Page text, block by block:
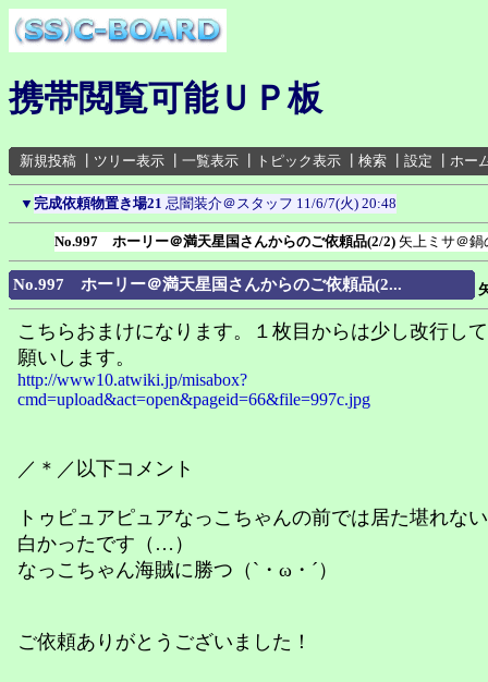
携帯閲覧可能ＵＰ板
新規投稿 ツリー表示 一覧表示 トピック表示 検索 設定 ホー
▼ 完成依頼物置き場21 忌闇装介＠スタッフ 11/6/7(火) 20:48
No.997 ホーリー＠満天星国さんからのご依頼品(2/2) 矢上ミサ＠鍋
No.997 ホーリー＠満天星国さんからのご依頼品(2...
こちらおまけになります。１枚目からは少し改行し
願いします。
http://www10.atwiki.jp/misabox?
cmd=upload&act=open&pageid=66&file=997c.jpg
／＊／以下コメント
トゥピュアピュアなっこちゃんの前では居た堪れな
白かったです（…）
なっこちゃん海賊に勝つ（`・ω・´）
ご依頼ありがとうございました！